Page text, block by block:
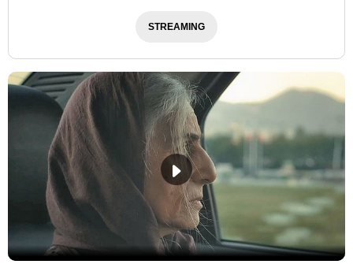
STREAMING